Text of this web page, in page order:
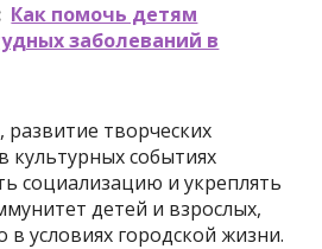
Как помочь детям
заболеваний в
творческих
культурных событиях
социализацию и укреплять
детей и взрослых,
условиях городской жизни.